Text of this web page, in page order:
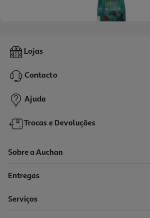
Café Em Grão Auchan Sensação Brasil
10,99 €
Lojas
Contacto
Ajuda
Trocas e Devoluções
Sobre a Auchan
Entregas
Serviços